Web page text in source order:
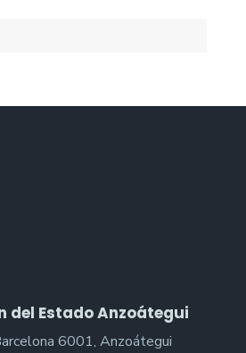
del Estado Anzoátegui
6001, Anzoátegui